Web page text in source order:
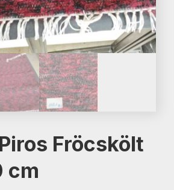
Fröcskölt
cm